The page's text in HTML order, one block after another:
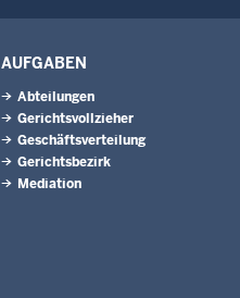
AUFGABEN
Abteilungen
Gerichtsvollzieher
Geschäftsverteilung
Gerichtsbezirk
Mediation